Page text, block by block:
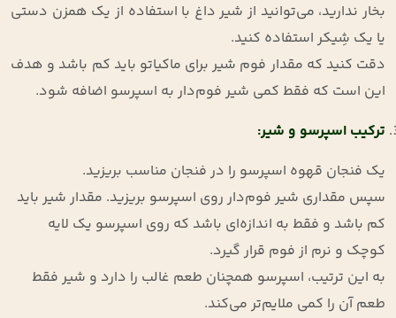
بخار ندارید، می‌توانید از شیر داغ با استفاده از یک همزن دستی
یا یک شِیکر استفاده کنید.
دقت کنید که مقدار فوم شیر برای ماکیاتو باید کم باشد و هدف
این است که فقط کمی شیر فوم‌دار به اسپرسو اضافه شود.
ترکیب اسپرسو و شیر:
یک فنجان قهوه اسپرسو را در فنجان مناسب بریزید.
سپس مقداری شیر فوم‌دار روی اسپرسو بریزید. مقدار شیر باید
کم باشد و فقط به اندازه‌ای باشد که روی اسپرسو یک لایه
کوچک و نرم از فوم قرار گیرد.
به این ترتیب، اسپرسو همچنان طعم غالب را دارد و شیر فقط
طعم آن را کمی ملایم‌تر می‌کند.